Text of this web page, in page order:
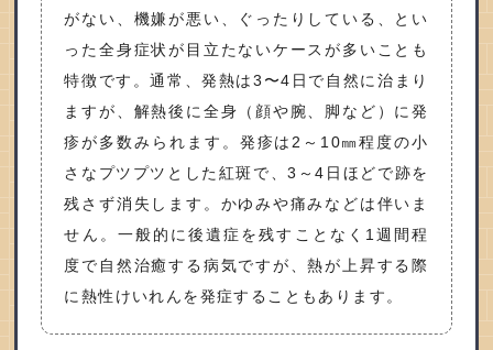
がない、機嫌が悪い、ぐったりしている、とい
った全身症状が目立たないケースが多いことも
特徴です。通常、発熱は3〜4日で自然に治まり
ますが、解熱後に全身（顔や腕、脚など）に発
疹が多数みられます。発疹は2～10㎜程度の小
さなプツプツとした紅斑で、3～4日ほどで跡を
残さず消失します。かゆみや痛みなどは伴いま
せん。一般的に後遺症を残すことなく1週間程
度で自然治癒する病気ですが、熱が上昇する際
に熱性けいれんを発症することもあります。